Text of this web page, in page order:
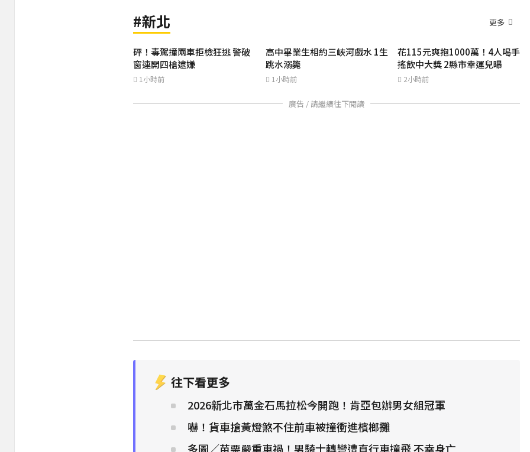
#新北 更多
砰！毒駕撞兩車拒檢狂逃 警破
窗連開四槍逮嫌
1小時前
高中畢業生相約三峽河戲水 1生
跳水溺斃
1小時前
花115元爽抱1000萬！4人喝手
搖飲中大獎 2縣市幸運兒曝
2小時前
廣告 / 請繼續往下閱讀
往下看更多
2026新北市萬金石馬拉松今開跑！肯亞包辦男女組冠軍
嚇！貨車搶黃燈煞不住前車被撞衝進檳榔攤
多圖／苗栗嚴重車禍！男騎士轉彎遭直行車撞飛 不幸身亡